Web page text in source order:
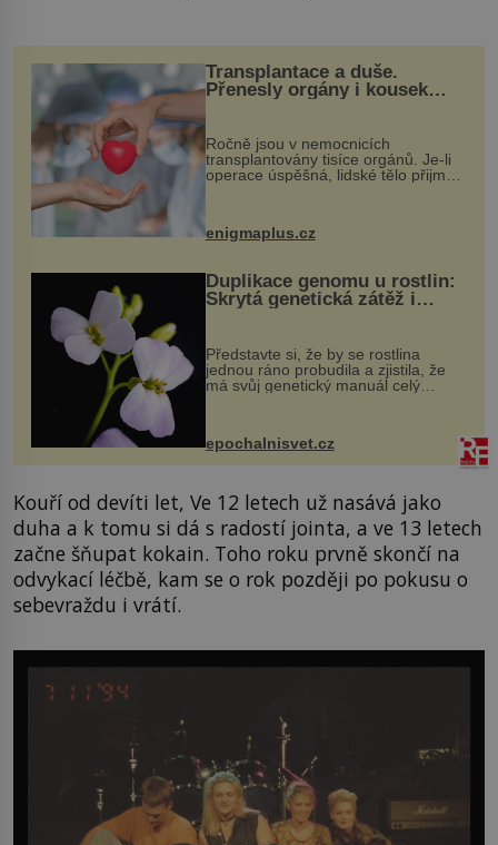
Transplantace a duše.
Přenesly orgány i kousek
Ročně jsou v nemocnicích
transplantovány tisíce orgánů. Je-li
operace úspěšná, lidské tělo přijme
enigmaplus.cz
Duplikace genomu u rostlin:
Skrytá genetická zátěž i
Představte si, že by se rostlina
jednou ráno probudila a zjistila, že
má svůj genetický manuál celý
vstupenka...
epochalnisvet.cz
Kouří od devíti let, Ve 12 letech už nasává jako
duha a k tomu si dá s radostí jointa, a ve 13 letech
začne šňupat kokain. Toho roku prvně skončí na
odvykací léčbě, kam se o rok později po pokusu o
sebevraždu i vrátí.